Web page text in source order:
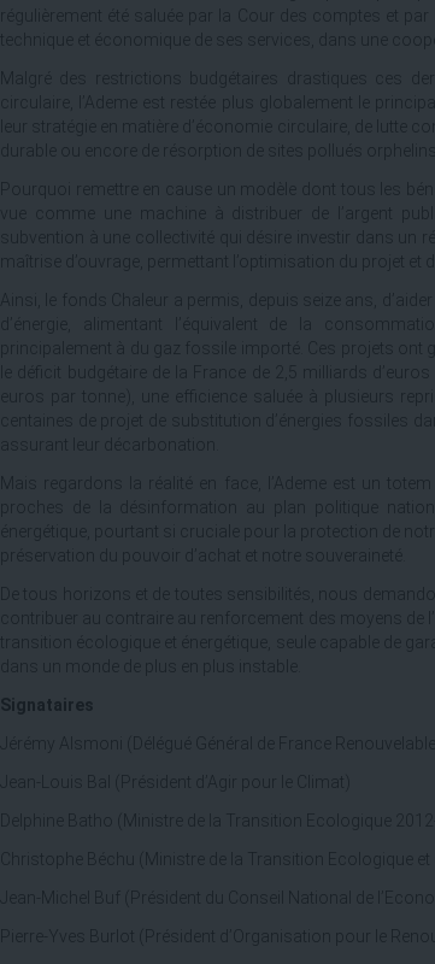
régulièrement été saluée par la Cour des comptes et
technique et économique de ses services, dans une
Malgré des restrictions budgétaires drastiques ces
circulaire, l’Ademe est restée plus globalement le
leur stratégie en matière d’économie circulaire, de lutte
durable ou encore de résorption de sites pollués orphelins.
Pourquoi remettre en cause un modèle dont tous les
vue comme une machine à distribuer de l’argent
subvention à une collectivité qui désire investir dans un
maîtrise d’ouvrage, permettant l’optimisation du projet et
Ainsi, le fonds Chaleur a permis, depuis seize ans,
d’énergie, alimentant l’équivalent de la
principalement à du gaz fossile importé. Ces projets ont
le déficit budgétaire de la France de 2,5 milliards
euros par tonne), une efficience saluée à plusieurs
centaines de projet de substitution d’énergies fossiles
assurant leur décarbonation.
Mais regardons la réalité en face, l’Ademe est un
proches de la désinformation au plan politique
énergétique, pourtant si cruciale pour la protection de
préservation du pouvoir d’achat et notre souveraineté.
De tous horizons et de toutes sensibilités, nous
contribuer au contraire au renforcement des moyens de
transition écologique et énergétique, seule capable de
dans un monde de plus en plus instable.
Signataires
Jérémy Alsmoni (Délégué Général de France Renouvelable)
Jean-Louis Bal (Président d’Agir pour le Climat)
Delphine Batho (Ministre de la Transition Ecologique
Christophe Béchu (Ministre de la Transition Ecologique
Jean-Michel Buf (Président du Conseil National de
Pierre-Yves Burlot (Président d’Organisation pour le